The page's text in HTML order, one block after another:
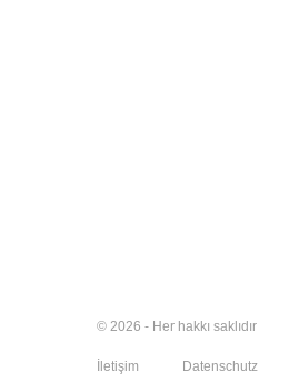
© 2026 - Her hakkı saklıdır
İletişim Datenschutz